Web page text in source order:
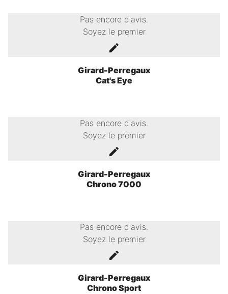
Pas encore d'avis.
Soyez le premier
Girard-Perregaux
Cat's Eye
Pas encore d'avis.
Soyez le premier
Girard-Perregaux
Chrono 7000
Pas encore d'avis.
Soyez le premier
Girard-Perregaux
Chrono Sport